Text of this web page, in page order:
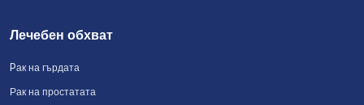
Лечебен обхват
Pак на гърдата
Рак на простатата